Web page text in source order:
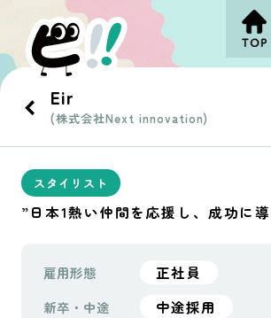
Eir
(株式会社Next innovation)
スタイリスト
”日本1熱い仲間を応援し、成功に
雇用形態 正社員
新卒・中途 中途採用